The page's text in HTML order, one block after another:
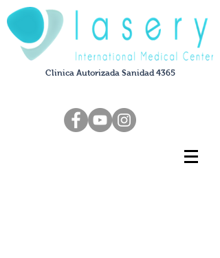
Clinica Autorizada Sanidad 4365